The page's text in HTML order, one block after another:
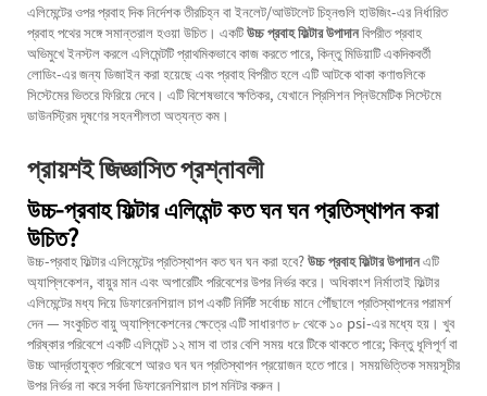
এলিমেন্টের ওপর প্রবাহ দিক নির্দেশক তীরচিহ্ন বা ইনলেট/আউটলেট চিহ্নগুলি হাউজিং-এর নির্ধারিত
প্রবাহ পথের সঙ্গে সমান্তরাল হওয়া উচিত। একটিউচ্চ প্রবাহ ফিল্টার উপাদানবিপরীত প্রবাহ
অভিমুখে ইনস্টল করলে এলিমেন্টটি প্রাথমিকভাবে কাজ করতে পারে, কিন্তু মিডিয়াটি একদিকবর্তী
লোডিং-এর জন্য ডিজাইন করা হয়েছে এবং প্রবাহ বিপরীত হলে এটি আটকে থাকা কণাগুলিকে
সিস্টেমের ভিতরে ফিরিয়ে দেবে। এটি বিশেষভাবে ক্ষতিকর, যেখানে প্রিসিশন প্নিউমেটিক সিস্টেমে
ডাউনস্ট্রিম দূষণের সহনশীলতা অত্যন্ত কম।
প্রায়শই জিজ্ঞাসিত প্রশ্নাবলী
উচ্চ-প্রবাহ ফিল্টার এলিমেন্ট কত ঘন ঘন প্রতিস্থাপন করা
উচিত?
উচ্চ-প্রবাহ ফিল্টার এলিমেন্টের প্রতিস্থাপন কত ঘন ঘন করা হবে?উচ্চ প্রবাহ ফিল্টার উপাদানএটি
অ্যাপ্লিকেশন, বায়ুর মান এবং অপারেটিং পরিবেশের উপর নির্ভর করে। অধিকাংশ নির্মাতাই ফিল্টার
এলিমেন্টের মধ্য দিয়ে ডিফারেনশিয়াল চাপ একটি নির্দিষ্ট সর্বোচ্চ মানে পৌঁছালে প্রতিস্থাপনের পরামর্শ
দেন — সংকুচিত বায়ু অ্যাপ্লিকেশনের ক্ষেত্রে এটি সাধারণত ৮ থেকে ১০ psi-এর মধ্যে হয়। খুব
পরিষ্কার পরিবেশে একটি এলিমেন্ট ১২ মাস বা তার বেশি সময় ধরে টিকে থাকতে পারে; কিন্তু ধূলিপূর্ণ বা
উচ্চ আর্দ্রতাযুক্ত পরিবেশে আরও ঘন ঘন প্রতিস্থাপন প্রয়োজন হতে পারে। সময়ভিত্তিক সময়সূচীর
উপর নির্ভর না করে সর্বদা ডিফারেনশিয়াল চাপ মনিটর করুন।